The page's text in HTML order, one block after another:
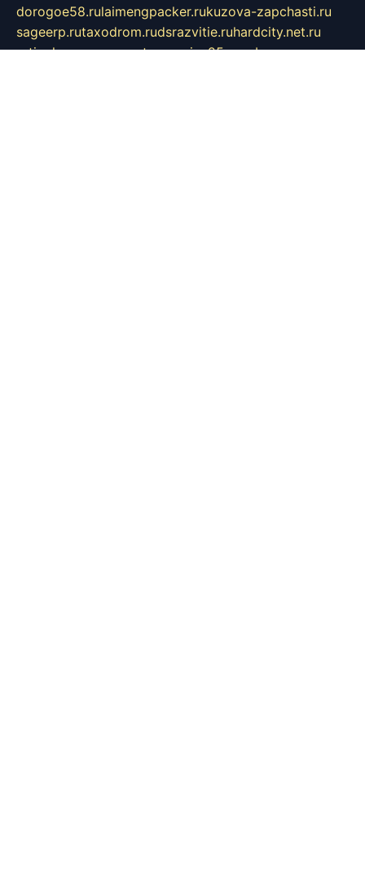
dorogoe58.rulaimengpacker.rukuzova-zapchasti.ru
sageerp.rutaxodrom.rudsrazvitie.ruhardcity.net.ru
ratinghomegames.rutopservice25.rugubernyan.ru